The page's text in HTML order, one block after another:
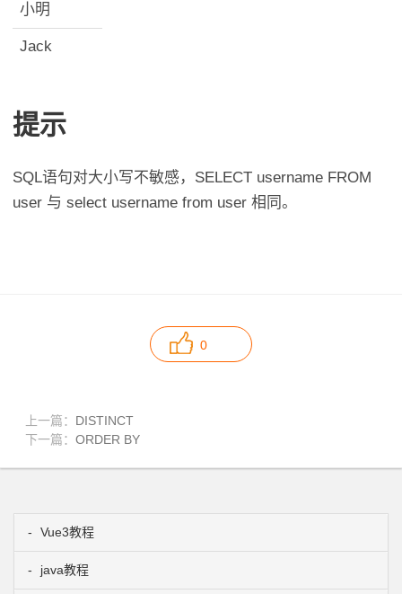
小明
Jack
提示
SQL语句对大小写不敏感，SELECT username FROM
user 与 select username from user 相同。
0
上一篇： DISTINCT
下一篇： ORDER BY
Vue3教程
java教程